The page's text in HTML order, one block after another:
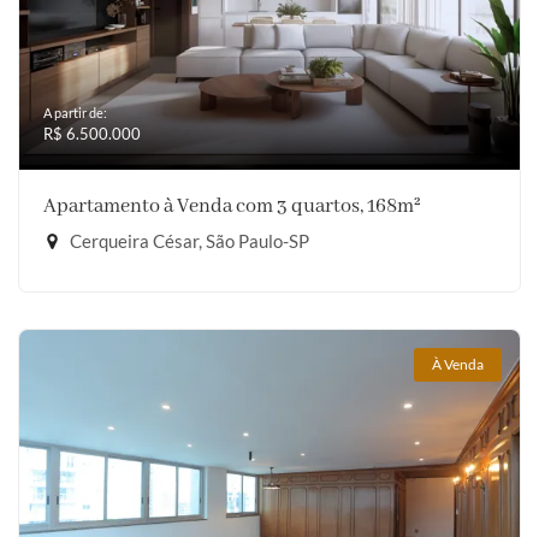
A partir de:
R$ 6.500.000
Apartamento à Venda com 3 quartos, 168m²
Cerqueira César, São Paulo-SP
À Venda